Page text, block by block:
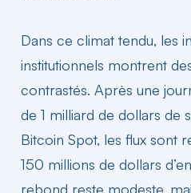
Dans ce climat tendu, les
institutionnels montrent
contrastés. Après une
de 1 milliard de dollars de
Bitcoin Spot, les flux sont
150 millions de dollars
rebond reste modeste,